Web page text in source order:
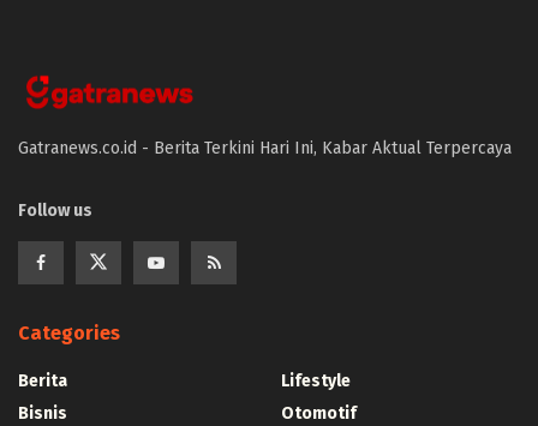
Gatranews.co.id - Berita Terkini Hari Ini, Kabar Aktual Terpercaya
Follow us
Categories
Berita
Bisnis
Lifestyle
Otomotif